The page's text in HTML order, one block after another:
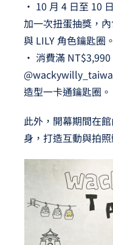
• 10 月 4 日至 10
加一次扭蛋抽獎，
與 LILY 角色鑰匙圈。
• 消費滿
造型一卡通鑰匙圈。
此外，開幕期間在
身，打造互動與拍